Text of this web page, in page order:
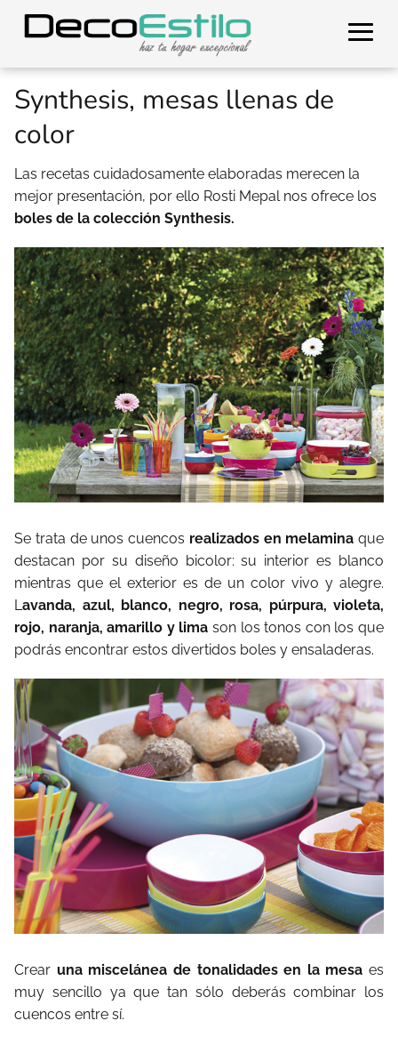
Synthesis, mesas llenas de
color
Las recetas cuidadosamente elaboradas merecen la
mejor presentación, por ello Rosti Mepal nos ofrece los
boles de la colección Synthesis.
Se trata de unos cuencos realizados en melamina que
destacan por su diseño bicolor: su interior es blanco
mientras que el exterior es de un color vivo y alegre.
Lavanda, azul, blanco, negro, rosa, púrpura, violeta,
rojo, naranja, amarillo y lima son los tonos con los que
podrás encontrar estos divertidos boles y ensaladeras.
Crear una miscelánea de tonalidades en la mesa es
muy sencillo ya que tan sólo deberás combinar los
cuencos entre sí.